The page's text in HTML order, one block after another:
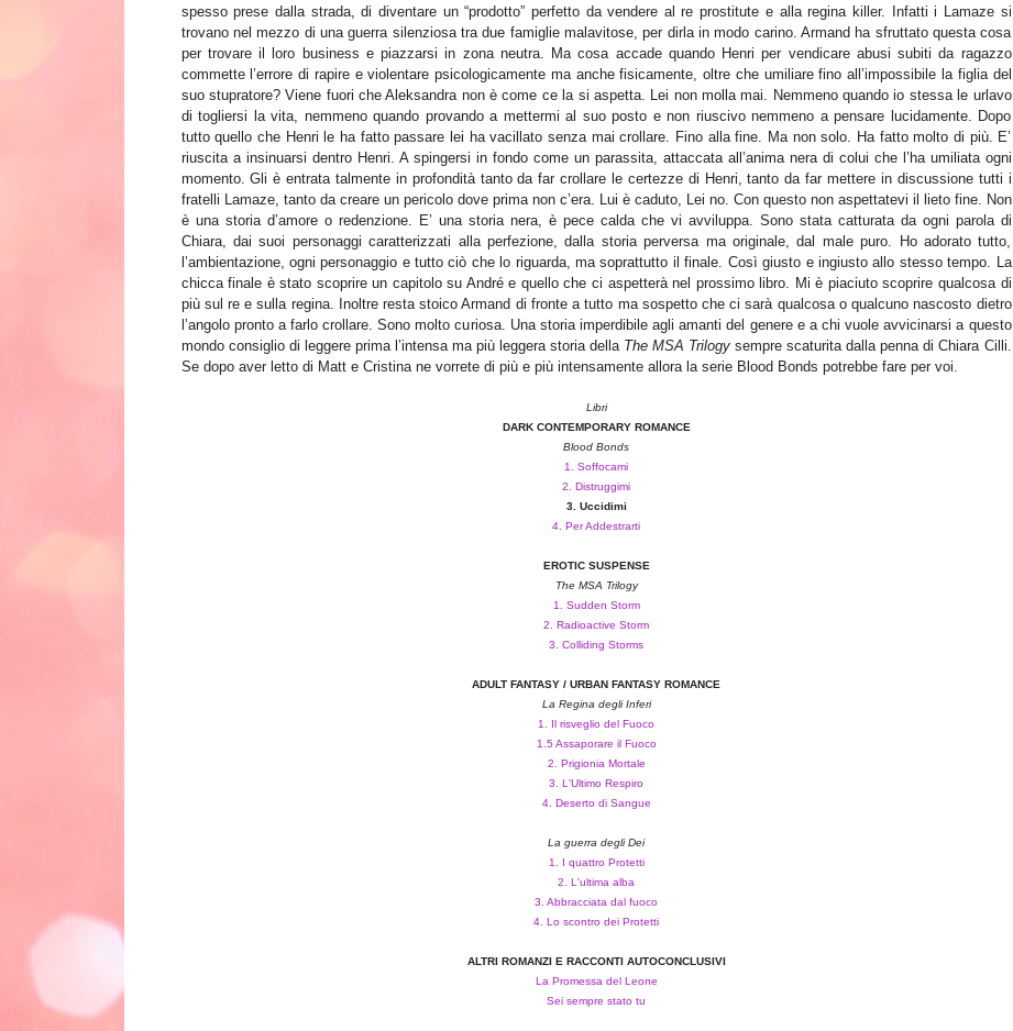
spesso prese dalla strada, di diventare un “prodotto” perfetto da vendere al re prostitute e alla regina killer. Infatti i Lamaze si
trovano nel mezzo di una guerra silenziosa tra due famiglie malavitose, per dirla in modo carino. Armand ha sfruttato questa cosa
per trovare il loro business e piazzarsi in zona neutra. Ma cosa accade quando Henri per vendicare abusi subiti da ragazzo
commette l’errore di rapire e violentare psicologicamente ma anche fisicamente, oltre che umiliare fino all’impossibile la figlia del
suo stupratore? Viene fuori che Aleksandra non è come ce la si aspetta. Lei non molla mai. Nemmeno quando io stessa le urlavo
di togliersi la vita, nemmeno quando provando a mettermi al suo posto e non riuscivo nemmeno a pensare lucidamente. Dopo
tutto quello che Henri le ha fatto passare lei ha vacillato senza mai crollare. Fino alla fine. Ma non solo. Ha fatto molto di più. E’
riuscita a insinuarsi dentro Henri. A spingersi in fondo come un parassita, attaccata all’anima nera di colui che l’ha umiliata ogni
momento. Gli è entrata talmente in profondità tanto da far crollare le certezze di Henri, tanto da far mettere in discussione tutti i
fratelli Lamaze, tanto da creare un pericolo dove prima non c’era. Lui è caduto, Lei no. Con questo non aspettatevi il lieto fine. Non
è una storia d’amore o redenzione. E’ una storia nera, è pece calda che vi avviluppa. Sono stata catturata da ogni parola di
Chiara, dai suoi personaggi caratterizzati alla perfezione, dalla storia perversa ma originale, dal male puro. Ho adorato tutto,
l’ambientazione, ogni personaggio e tutto ciò che lo riguarda, ma soprattutto il finale. Così giusto e ingiusto allo stesso tempo. La
chicca finale è stato scoprire un capitolo su André e quello che ci aspetterà nel prossimo libro. Mi è piaciuto scoprire qualcosa di
più sul re e sulla regina. Inoltre resta stoico Armand di fronte a tutto ma sospetto che ci sarà qualcosa o qualcuno nascosto dietro
l’angolo pronto a farlo crollare. Sono molto curiosa. Una storia imperdibile agli amanti del genere e a chi vuole avvicinarsi a questo
mondo consiglio di leggere prima l’intensa ma più leggera storia della The MSA Trilogy sempre scaturita dalla penna di Chiara Cilli.
Se dopo aver letto di Matt e Cristina ne vorrete di più e più intensamente allora la serie Blood Bonds potrebbe fare per voi.
Libri
DARK CONTEMPORARY ROMANCE
Blood Bonds
1. Soffocami
2. Distruggimi
3. Uccidimi
4. Per Addestrarti
EROTIC SUSPENSE
The MSA Trilogy
1. Sudden Storm
2. Radioactive Storm
3. Colliding Storms
ADULT FANTASY / URBAN FANTASY ROMANCE
La Regina degli Inferi
1. Il risveglio del Fuoco
1.5 Assaporare il Fuoco
2. Prigionia Mortale
3. L'Ultimo Respiro
4. Deserto di Sangue
La guerra degli Dei
1. I quattro Protetti
2. L'ultima alba
3. Abbracciata dal fuoco
4. Lo scontro dei Protetti
ALTRI ROMANZI E RACCONTI AUTOCONCLUSIVI
La Promessa del Leone
Sei sempre stato tu